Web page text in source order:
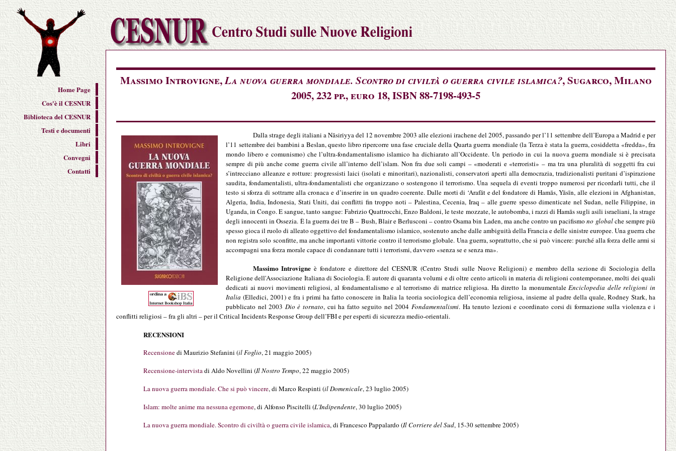
Massimo Introvigne,La nuova guerra mondiale. Scontro di civiltà o guerra civile islamica?, Sugarco, Milano
2005, 232 pp., euro 18, ISBN 88-7198-493-5
Dalla strage degli italiani a Nāsiriyya del 12 novembre 2003 alle elezioni irachene del 2005, passando per l’11 settembre dell’Europa a Madrid e per
l’11 settembre dei bambini a Beslan, questo libro ripercorre una fase cruciale della Quarta guerra mondiale (la Terza è stata la guerra, cosiddetta «fredda», fra
mondo libero e comunismo) che l’ultra-fondamentalismo islamico ha dichiarato all’Occidente. Un periodo in cui la nuova guerra mondiale si è precisata
sempre di più anche come guerra civile all’interno dell’islam. Non fra due soli campi – «moderati e «terroristi» – ma tra una pluralità di soggetti fra cui
s’intrecciano alleanze e rotture: progressisti laici (isolati e minoritari), nazionalisti, conservatori aperti alla democrazia, tradizionalisti puritani d’ispirazione
saudita, fondamentalisti, ultra-fondamentalisti che organizzano o sostengono il terrorismo. Una sequela di eventi troppo numerosi per ricordarli tutti, che il
testo si sforza di sottrarre alla cronaca e d’inserire in un quadro coerente. Dalle morti di ‘Arafāt e del fondatore di Hamās, Yāsīn, alle elezioni in Afghanistan,
Algeria, India, Indonesia, Stati Uniti, dai conflitti fin troppo noti – Palestina, Cecenia, Iraq – alle guerre spesso dimenticate nel Sudan, nelle Filippine, in
Uganda, in Congo. E sangue, tanto sangue: Fabrizio Quattrocchi, Enzo Baldoni, le teste mozzate, le autobomba, i razzi di Hamās sugli asili israeliani, la strage
degli innocenti in Ossezia. È la guerra dei tre B – Bush, Blair e Berlusconi – contro Osama bin Laden, ma anche contro un pacifismono globalche sempre più
spesso gioca il ruolo di alleato oggettivo del fondamentalismo islamico, sostenuto anche dalle ambiguità della Francia e delle sinistre europee. Una guerra che
non registra solo sconfitte, ma anche importanti vittorie contro il terrorismo globale. Una guerra, soprattutto, che si può vincere: purché alla forza delle armi si
accompagni una forza morale capace di condannare tutti i terrorismi, davvero «senza se e senza ma».
Massimo Introvigne è fondatore e direttore del CESNUR (Centro Studi sulle Nuove Religioni) e membro della sezione di Sociologia della
Religione dell'Associazione Italiana di Sociologia. È autore di quaranta volumi e di oltre cento articoli in materia di religioni contemporanee, molti dei quali
dedicati ai nuovi movimenti religiosi, al fondamentalismo e al terrorismo di matrice religiosa. Ha diretto la monumentale Enciclopedia delle religioni in
Italia (Elledici, 2001) e fra i primi ha fatto conoscere in Italia la teoria sociologica dell’economia religiosa, insieme al padre della quale, Rodney Stark, ha
pubblicato nel 2003 Dio è tornato, cui ha fatto seguito nel 2004 Fondamentalismi. Ha tenuto lezioni e coordinato corsi di formazione sulla violenza e i
conflitti religiosi – fra gli altri – per il Critical Incidents Response Group dell’FBI e per esperti di sicurezza medio-orientali.
RECENSIONI
Recensionedi Maurizio Stefanini (il Foglio, 21 maggio 2005)
Recensione-intervista di Aldo Novellini (Il Nostro Tempo, 22 maggio 2005)
La nuova guerra mondiale. Che si può vincere, di Marco Respinti (il Domenicale, 23 luglio 2005)
Islam: molte anime ma nessuna egemone, di Alfonso Piscitelli (L'Indipendente, 30 luglio 2005)
La nuova guerra mondiale. Scontro di civiltà o guerra civile islamica, di Francesco Pappalardo (Il Corriere del Sud, 15-30 settembre 2005)
Home Page
Cos'è il CESNUR
Biblioteca del CESNUR
Testi e documenti
Libri
Convegni
Contatti